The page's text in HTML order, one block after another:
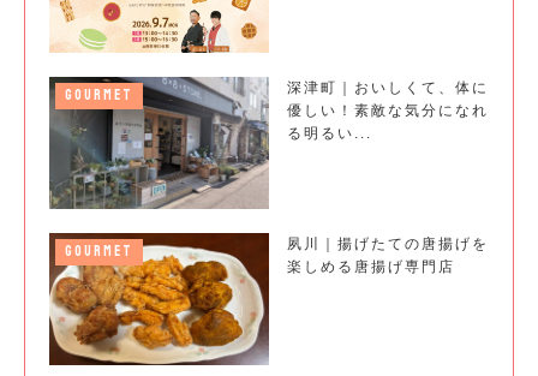
GOURMET
深津町｜おいしくて、体に
優しい！素敵な気分になれ
る明るい...
GOURMET
夙川｜揚げたての唐揚げを
楽しめる唐揚げ専門店